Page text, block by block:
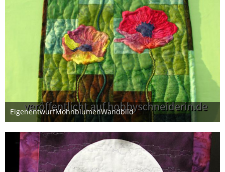
EigenentwurfMohnblumenWandbild
7. Februar 2015